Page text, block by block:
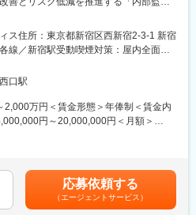
や関係会社の人事と連携しながら戦
過後に週１日の使用が可能です。
ムや短時間勤務制度、時間単位の有給
1か所に集約されており、迅速な対話・
量・建設、医療、農業分野で革新的な
グローバル企業です。最先端の画像・
ンフラの高度化や医療の発展、生産性
クマネジメント（ERM）のアプローチ
およびグローバルリーダーシップチー
ーとして、財務・戦略的リスクに関す
す。
務・業務・戦略リスクに関するアドバ
おけるプロセス改善機会の特定・実行
した内部統制強化およびSOXレベルへ
ス住所：東京都新宿区西新宿2-3-1 新宿
線／新宿駅受動喫煙対策：屋内全面禁
る事業所（リモートワーク含む）
口駅
2,000万円＜賃金形態＞年俸制＜賃金内
円～20,000,000円＜月額＞
確定となりますのでご了承ください。■
（夏）賃金はあくまでも目安の金額で
る可能性があります。月給(月額)は固定
応募依頼する
（エージェントサービス）